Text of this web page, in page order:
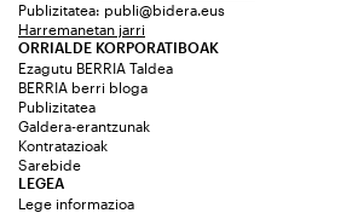
Publizitatea: publi@bidera.eus
Harremanetan jarri
ORRIALDE KORPORATIBOAK
Ezagutu BERRIA Taldea
BERRIA berri bloga
Publizitatea
Galdera-erantzunak
Kontratazioak
Sarebide
LEGEA
Lege informazioa